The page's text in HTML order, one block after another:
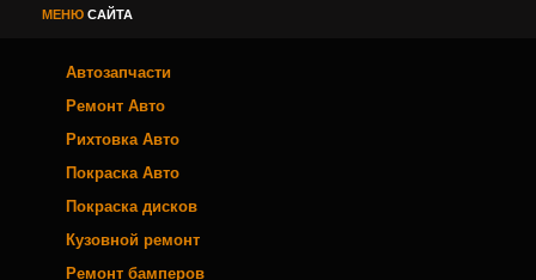
МЕНЮ САЙТА
Автозапчасти
Ремонт Авто
Рихтовка Авто
Покраска Авто
Покраска дисков
Кузовной ремонт
Ремонт бамперов